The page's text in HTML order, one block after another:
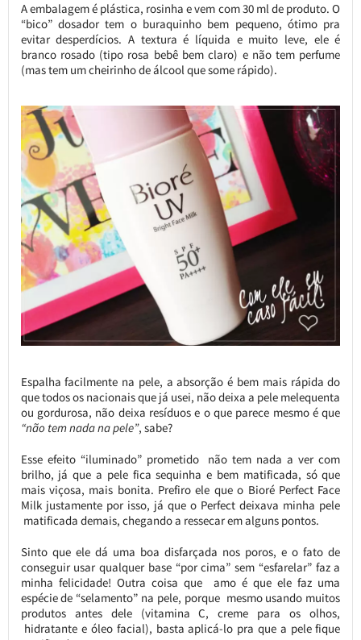
A embalagem é plástica, rosinha e vem com 30 ml de produto. O
“bico” dosador tem o buraquinho bem pequeno, ótimo pra
evitar desperdícios. A textura é líquida e muito leve, ele é
branco rosado (tipo rosa bebê bem claro) e não tem perfume
(mas tem um cheirinho de álcool que some rápido).
Espalha facilmente na pele, a absorção é bem mais rápida do
que todos os nacionais que já usei, não deixa a pele melequenta
ou gordurosa, não deixa resíduos e o que parece mesmo é que
“não tem nada na pele”, sabe?
Esse efeito “iluminado” prometido não tem nada a ver com
brilho, já que a pele fica sequinha e bem matificada, só que
mais viçosa, mais bonita. Prefiro ele que o Bioré Perfect Face
Milk justamente por isso, já que o Perfect deixava minha pele
matificada demais, chegando a ressecar em alguns pontos.
Sinto que ele dá uma boa disfarçada nos poros, e o fato de
conseguir usar qualquer base “por cima” sem “esfarelar” faz a
minha felicidade! Outra coisa que amo é que ele faz uma
espécie de “selamento” na pele, porque mesmo usando muitos
produtos antes dele (vitamina C, creme para os olhos,
hidratante e óleo facial), basta aplicá-lo pra que a pele fique